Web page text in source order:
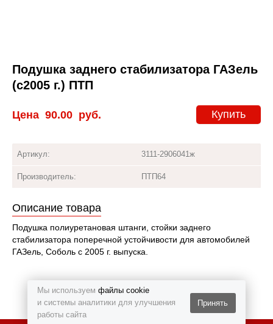
Мы используем файлы cookie
и системы аналитики для улучшения
работы сайта
Принять
Подушка заднего стабилизатора ГАЗель
(с2005 г.) ПТП
Купить
Цена 90.00 руб.
Артикул: 3111-2906041ж
Производитель: ПТП64
Описание товара
Подушка полиуретановая штанги, стойки заднего
стабилизатора поперечной устойчивости для автомобилей
ГАЗель, Соболь с 2005 г. выпуска.